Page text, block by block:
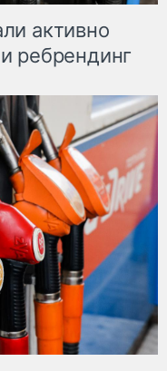
активно
ребрендинг